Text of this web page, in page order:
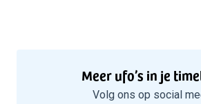
Meer ufo’s in je
Volg ons op social